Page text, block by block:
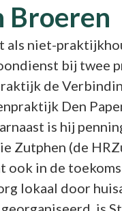
Broeren
als niet-
bij twee
de
Den
is hij
Zutphen (de
ook in de
lokaal door